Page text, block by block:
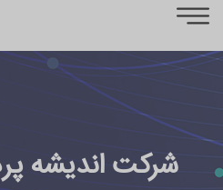
شرکت اندیشه